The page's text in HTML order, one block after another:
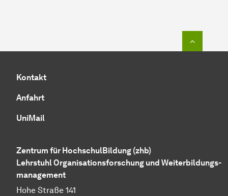
Kontakt
Anfahrt
UniMail
Zentrum für HochschulBildung (zhb)
LehrstuhlOrganisations­forschung und Weiterbildungs­
management
Hohe Straße 141